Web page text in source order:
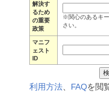
解決す
るため
の重要
政策
※関心のあるキ
さい。
マニフ
ェスト
ID
利用方法、 FAQを閲